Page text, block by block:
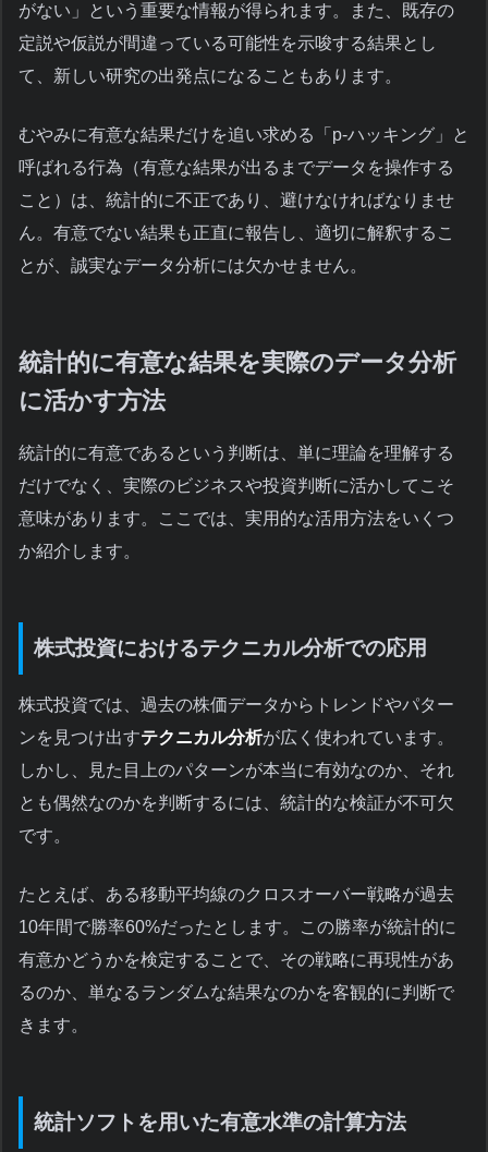
がない」という重要な情報が得られます。また、既存の
定説や仮説が間違っている可能性を示唆する結果とし
て、新しい研究の出発点になることもあります。
むやみに有意な結果だけを追い求める「p-ハッキング」と
呼ばれる行為（有意な結果が出るまでデータを操作する
こと）は、統計的に不正であり、避けなければなりませ
ん。有意でない結果も正直に報告し、適切に解釈するこ
とが、誠実なデータ分析には欠かせません。
統計的に有意な結果を実際のデータ分析
に活かす方法
統計的に有意であるという判断は、単に理論を理解する
だけでなく、実際のビジネスや投資判断に活かしてこそ
意味があります。ここでは、実用的な活用方法をいくつ
か紹介します。
株式投資におけるテクニカル分析での応用
株式投資では、過去の株価データからトレンドやパター
ンを見つけ出すテクニカル分析が広く使われています。
しかし、見た目上のパターンが本当に有効なのか、それ
とも偶然なのかを判断するには、統計的な検証が不可欠
です。
たとえば、ある移動平均線のクロスオーバー戦略が過去
10年間で勝率60%だったとします。この勝率が統計的に
有意かどうかを検定することで、その戦略に再現性があ
るのか、単なるランダムな結果なのかを客観的に判断で
きます。
統計ソフトを用いた有意水準の計算方法